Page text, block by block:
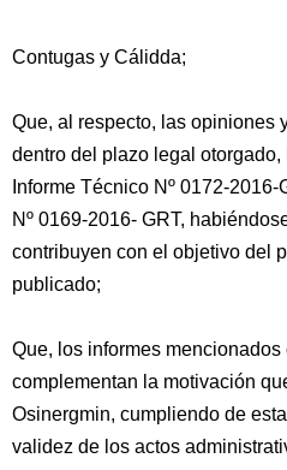
Contugas y Cálidda;
Que, al respecto, las opiniones
dentro del plazo legal
Informe Técnico Nº 0172-
Nº 0169-2016- GRT,
contribuyen con el objetivo del
publicado;
Que, los informes
complementan la motivación
Osinergmin, cumpliendo de
validez de los actos